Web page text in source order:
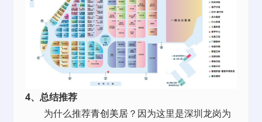
4、总结推荐
为什么推荐青创美居？因为这里是深圳龙岗为